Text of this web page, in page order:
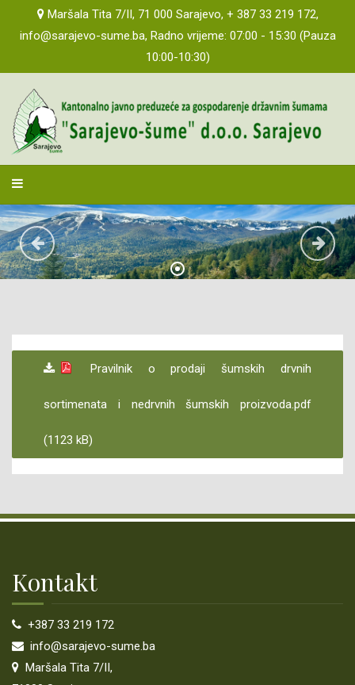
Maršala Tita 7/II, 71 000 Sarajevo, + 387 33 219 172,
info@sarajevo-sume.ba, Radno vrijeme: 07:00 - 15:30 (Pauza
10:00-10:30)
Pravilnik o prodaji šumskih drvnih
sortimenata i nedrvnih šumskih proizvoda.pdf
(1123 kB)
Kontakt
+387 33 219 172
info@sarajevo-sume.ba
Maršala Tita 7/II,
PLAN JAVNIH NABAVKI 2026
PRAĆENJE REALIZACIJE UGOVORA
JAVNOST RADA
AKTI PREDUZEĆA
INFORMACIJE O SJEDNICAMA TIJELA ORGANA
2019 GODINA
PRIMJEROM UPLATNICE)
CERTIFIKAT